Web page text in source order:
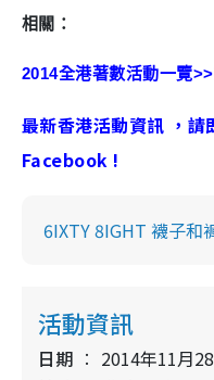
相關：
2014全港著數活動一覽
最新香港活動資訊 ，
Facebook !
6IXTY 8IGHT 襪子和
活動資訊
日期
2014年11月